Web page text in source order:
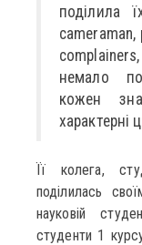
поділила
немало
кожен
Її колега,
поділилась
науковій
студенти 1